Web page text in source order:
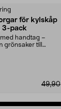
för kylskåp
3-pack
handtag –
grönsaker till
49,90